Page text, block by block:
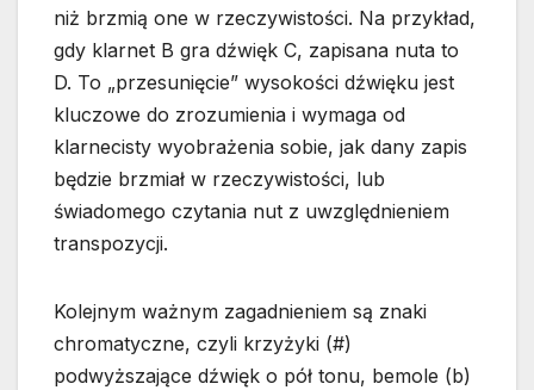
niż brzmią one w rzeczywistości. Na przykład,
gdy klarnet B gra dźwięk C, zapisana nuta to
D. To „przesunięcie” wysokości dźwięku jest
kluczowe do zrozumienia i wymaga od
klarnecisty wyobrażenia sobie, jak dany zapis
będzie brzmiał w rzeczywistości, lub
świadomego czytania nut z uwzględnieniem
transpozycji.
Kolejnym ważnym zagadnieniem są znaki
chromatyczne, czyli krzyżyki (#)
podwyższające dźwięk o pół tonu, bemole (b)